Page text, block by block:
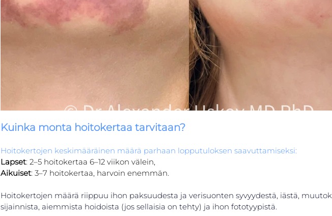
Kuinka monta hoitokertaa tarvitaan?
Hoitokertojen keskimääräinen määrä parhaan lopputuloksen saavuttamiseksi:
Lapset: 2–5 hoitokertaa 6–12 viikon välein,
Aikuiset: 3–7 hoitokertaa, harvoin enemmän.
Hoitokertojen määrä riippuu ihon paksuudesta ja verisuonten syvyydestä, iästä,
sijainnista, aiemmista hoidoista (jos sellaisia on tehty) ja ihon fototyypistä.